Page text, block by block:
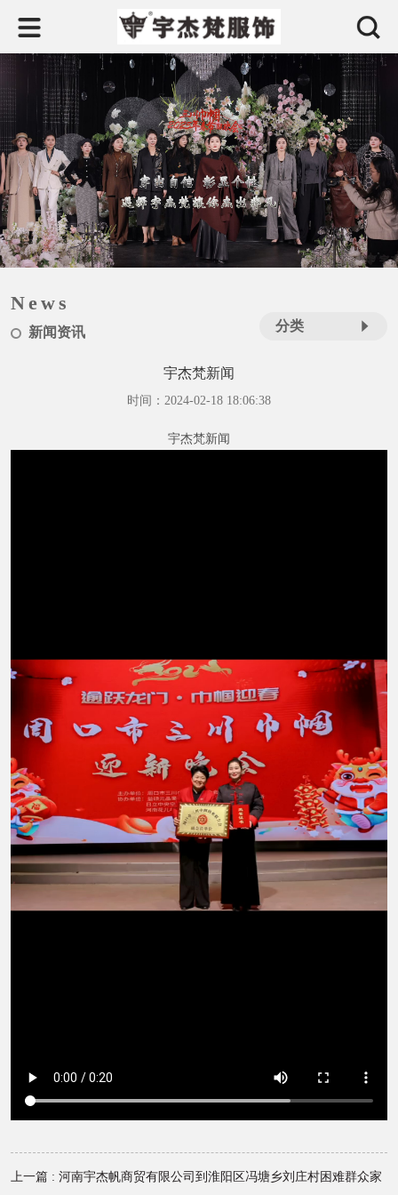
News
新闻资讯 分类
宇杰梵新闻
时间：2024-02-18 18:06:38
宇杰梵新闻
上一篇 : 河南宇杰帆商贸有限公司到淮阳区冯塘乡刘庄村困难群众家